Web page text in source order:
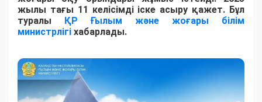
жылы тағы 11 келісімді іске асыру қажет. Бұл
туралы ҚР Ғылым және жоғары білім
министрлігі хабарлады.